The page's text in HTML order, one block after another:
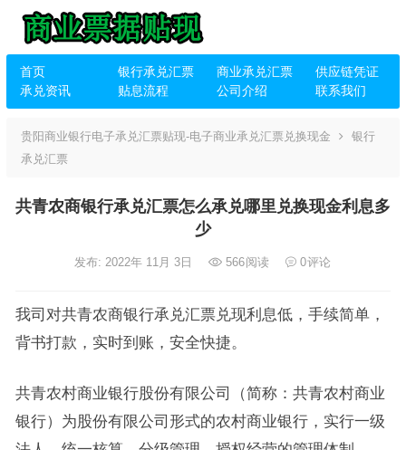
首页 银行承兑汇票 商业承兑汇票
供应链凭证
承兑资讯
贴息流程 公司介绍 联系我们
贵阳商业银行电子承兑汇票贴现-电子商业承兑汇票兑换现金
银行
承兑汇票
共青农商银行承兑汇票怎么承兑哪里兑换现金利息多
少
发布: 2022年 11月 3日 566阅读 0评论
我司对共青农商银行承兑汇票兑现利息低，手续简单，
背书打款，实时到账，安全快捷。
共青农村商业银行股份有限公司（简称：共青农村商业
银行）为股份有限公司形式的农村商业银行，实行一级